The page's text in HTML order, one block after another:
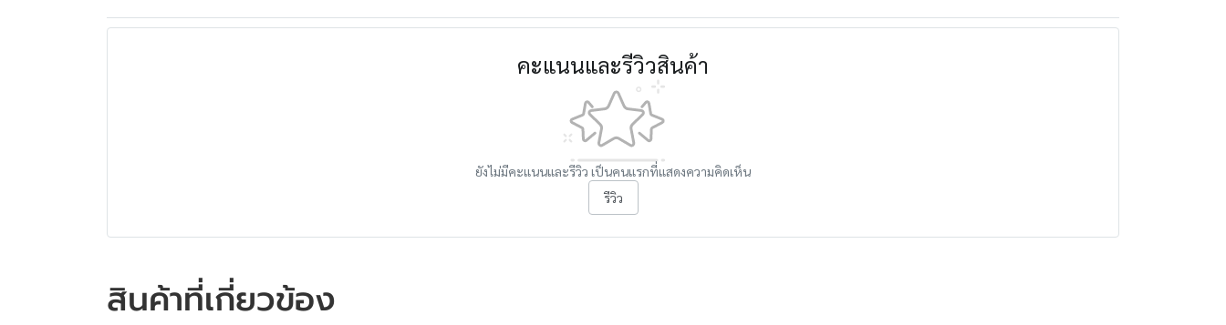
คะแนนและรีวิวสินค้า
ยังไม่มีคะแนนและรีวิว เป็นคนแรกที่แสดงความคิดเห็น
รีวิว
สินค้าที่เกี่ยวข้อง